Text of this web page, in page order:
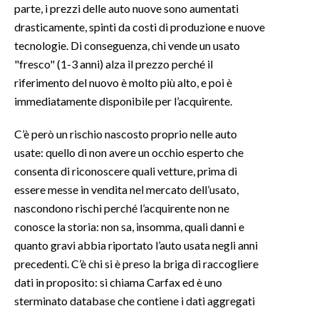
parte, i prezzi delle auto nuove sono aumentati
drasticamente, spinti da costi di produzione e nuove
tecnologie. Di conseguenza, chi vende un usato
"fresco" (1-3 anni) alza il prezzo perché il
riferimento del nuovo è molto più alto, e poi è
immediatamente disponibile per l’acquirente.
C’è però un rischio nascosto proprio nelle auto
usate: quello di non avere un occhio esperto che
consenta di riconoscere quali vetture, prima di
essere messe in vendita nel mercato dell’usato,
nascondono rischi perché l’acquirente non ne
conosce la storia: non sa, insomma, quali danni e
quanto gravi abbia riportato l’auto usata negli anni
precedenti. C’è chi si è preso la briga di raccogliere
dati in proposito: si chiama Carfax ed è uno
sterminato database che contiene i dati aggregati